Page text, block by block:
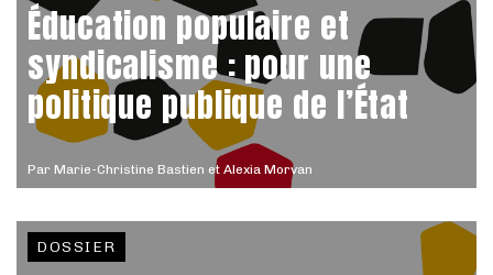
Par Marie-Christine Bastien et Alexia Morvan
Éducation populaire et
syndicalisme : pour une
politique publique de l’État
DOSSIER